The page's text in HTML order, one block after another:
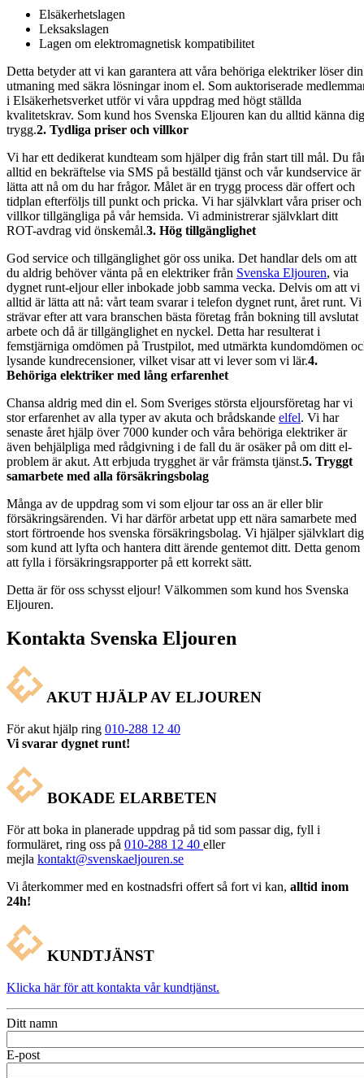
Elsäkerhetslagen
Leksakslagen
Lagen om elektromagnetisk kompatibilitet
Detta betyder att vi kan garantera att våra behöriga elektriker löser din
utmaning med säkra lösningar inom el. Som auktoriserade
i Elsäkerhetsverket utför vi våra uppdrag med högt ställda
kvalitetskrav. Som kund hos Svenska Eljouren kan du alltid känna dig
trygg.2. Tydliga priser och villkor
Vi har ett dedikerat kundteam som hjälper dig från start till mål. Du
alltid en bekräftelse via SMS på beställd tjänst och vår kundservice är
lätta att nå om du har frågor. Målet är en trygg process där offert och
tidplan efterföljs till punkt och pricka. Vi har självklart våra priser och
villkor tillgängliga på vår hemsida. Vi administrerar självklart ditt
ROT-avdrag vid önskemål.3. Hög tillgänglighet
God service och tillgänglighet gör oss unika. Det handlar dels om att
du aldrig behöver vänta på en elektriker från Svenska Eljouren, via
dygnet runt-eljour eller inbokade jobb samma vecka. Delvis om att vi
alltid är lätta att nå: vårt team svarar i telefon dygnet runt, året runt. Vi
strävar efter att vara branschen bästa företag från bokning till avslutat
arbete och då är tillgänglighet en nyckel. Detta har resulterat i
femstjärniga omdömen på Trustpilot, med utmärkta kundomdömen
lysande kundrecensioner, vilket visar att vi lever som vi lär.4.
Behöriga elektriker med lång erfarenhet
Chansa aldrig med din el. Som Sveriges största eljoursföretag har vi
stor erfarenhet av alla typer av akuta och brådskande elfel. Vi har
senaste året hjälp över 7000 kunder och våra behöriga elektriker är
även behjälpliga med rådgivning i de fall du är osäker på om ditt el-
problem är akut. Att erbjuda trygghet är vår främsta tjänst.5. Tryggt
samarbete med alla försäkringsbolag
Många av de uppdrag som vi som eljour tar oss an är eller blir
försäkringsärenden. Vi har därför arbetat upp ett nära samarbete med
stort förtroende hos svenska försäkringsbolag. Vi hjälper självklart dig
som kund att lyfta och hantera ditt ärende gentemot ditt. Detta genom
att fylla i försäkringsrapporter på ett korrekt sätt.
Detta är för oss schysst eljour! Välkommen som kund hos Svenska
Eljouren.
Kontakta Svenska Eljouren
AKUT HJÄLP AV ELJOUREN
För akut hjälp ring 010-288 12 40
Vi svarar dygnet runt!
BOKADE ELARBETEN
För att boka in planerade uppdrag på tid som passar dig, fyll i
formuläret, ring oss på 010-288 12 40 eller
mejla kontakt@svenskaeljouren.se
Vi återkommer med en kostnadsfri offert så fort vi kan, alltid inom
24h!
KUNDTJÄNST
Klicka här för att kontakta vår kundtjänst.
Ditt namn
E-post